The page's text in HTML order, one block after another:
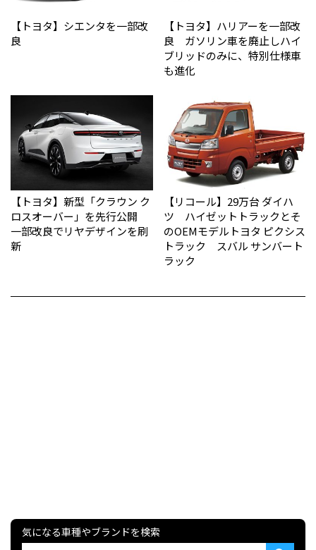
【トヨタ】シエンタを一部改
良
【トヨタ】ハリアーを一部改
良 ガソリン車を廃止しハイ
ブリッドのみに、特別仕様車
も進化
【トヨタ】新型「クラウン ク
ロスオーバー」を先行公開
一部改良でリヤデザインを刷
新
【リコール】29万台 ダイハ
ツ ハイゼットトラックとそ
のOEMモデルトヨタ ピクシス
トラック スバル サンバート
ラック
気になる車種やブランドを検索